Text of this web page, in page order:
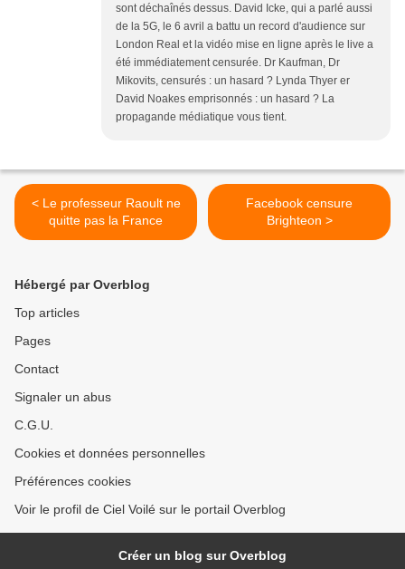
sont déchaînés dessus. David Icke, qui a parlé aussi
de la 5G, le 6 avril a battu un record d'audience sur
London Real et la vidéo mise en ligne après le live a
été immédiatement censurée. Dr Kaufman, Dr
Mikovits, censurés : un hasard ? Lynda Thyer er
David Noakes emprisonnés : un hasard ? La
propagande médiatique vous tient.
< Le professeur Raoult ne
quitte pas la France
Facebook censure
Brighteon >
Hébergé par Overblog
Top articles
Pages
Contact
Signaler un abus
C.G.U.
Cookies et données personnelles
Préférences cookies
Voir le profil de Ciel Voilé sur le portail Overblog
Créer un blog sur Overblog